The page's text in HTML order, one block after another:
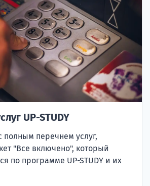
UP-STUDY
полным перечнем услуг,
"Все включено", который
по программе UP-STUDY и их